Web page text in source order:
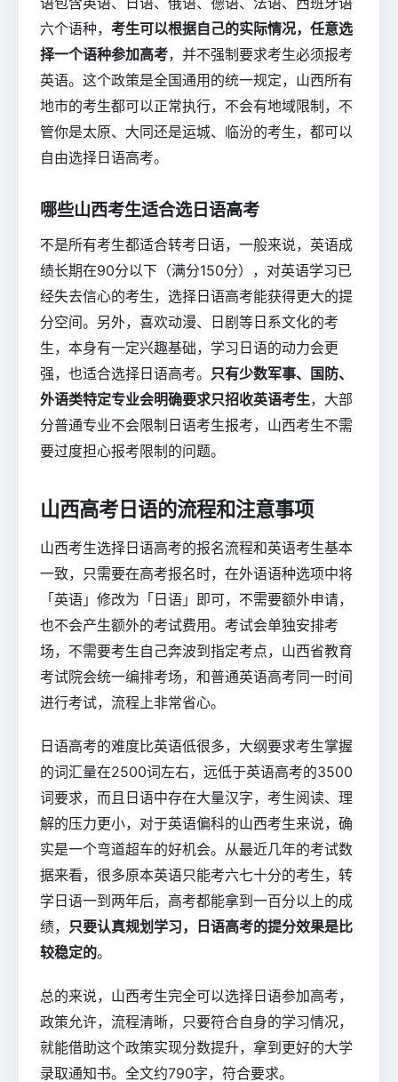
六个语种， 考生可以根据自己的实际情况，任意选
择一个语种参加高考，并不强制要求考生必须报考
英语。这个政策是全国通用的统一规定，山西所有
地市的考生都可以正常执行，不会有地域限制，不
管你是太原、大同还是运城、临汾的考生，都可以
自由选择日语高考。
哪些山西考生适合选日语高考
不是所有考生都适合转考日语，一般来说，英语成
绩长期在90分以下（满分150分），对英语学习已
经失去信心的考生，选择日语高考能获得更大的提
分空间。另外，喜欢动漫、日剧等日系文化的考
生，本身有一定兴趣基础，学习日语的动力会更
强，也适合选择日语高考。 只有少数军事、国防、
外语类特定专业会明确要求只招收英语考生，大部
分普通专业不会限制日语考生报考，山西考生不需
要过度担心报考限制的问题。
山西高考日语的流程和注意事项
山西考生选择日语高考的报名流程和英语考生基本
一致，只需要在高考报名时，在外语语种选项中将
「英语」修改为「日语」即可，不需要额外申请，
也不会产生额外的考试费用。考试会单独安排考
场，不需要考生自己奔波到指定考点，山西省教育
考试院会统一编排考场，和普通英语高考同一时间
进行考试，流程上非常省心。
日语高考的难度比英语低很多，大纲要求考生掌握
的词汇量在2500词左右，远低于英语高考的3500
词要求，而且日语中存在大量汉字，考生阅读、理
解的压力更小，对于英语偏科的山西考生来说，确
实是一个弯道超车的好机会。从最近几年的考试数
据来看，很多原本英语只能考六七十分的考生，转
学日语一到两年后，高考都能拿到一百分以上的成
绩， 只要认真规划学习，日语高考的提分效果是比
较稳定的。
总的来说，山西考生完全可以选择日语参加高考，
政策允许，流程清晰，只要符合自身的学习情况，
就能借助这个政策实现分数提升，拿到更好的大学
录取通知书。全文约790字，符合要求。